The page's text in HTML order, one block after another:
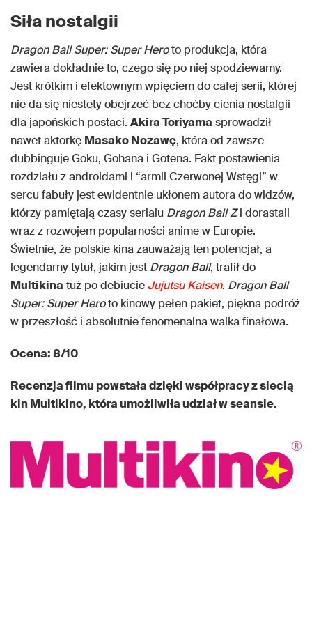
Siła nostalgii
Dragon Ball Super: Super Heroto produkcja, która
zawiera dokładnie to, czego się po niej spodziewamy.
Jest krótkim i efektownym wpięciem do całej serii, której
nie da się niestety obejrzeć bez choćby cienia nostalgii
dla japońskich postaci. Akira Toriyama sprowadził
nawet aktorkę Masako Nozawę, która od zawsze
dubbinguje Goku, Gohana i Gotena. Fakt postawienia
rozdziału z androidami i “armii Czerwonej Wstęgi” w
sercu fabuły jest ewidentnie ukłonem autora do widzów,
którzy pamiętają czasy serialu Dragon Ball Zi dorastali
wraz z rozwojem popularności anime w Europie.
Świetnie, że polskie kina zauważają ten potencjał, a
legendarny tytuł, jakim jest Dragon Ball, trafił do
Multikina tuż po debiucie Jujutsu Kaisen. Dragon Ball
Super: Super Heroto kinowy pełen pakiet, piękna podróż
w przeszłość i absolutnie fenomenalna walka finałowa.
Ocena: 8/10
Recenzja filmu powstała dzięki współpracy z siecią
kin Multikino, która umożliwiła udział w seansie.